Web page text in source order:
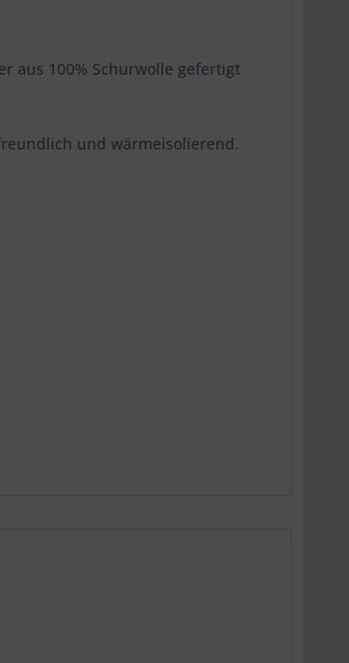
aus 100% Schurwolle gefertigt
und wärmeisolierend.